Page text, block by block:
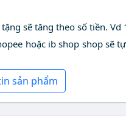
sẽ tăng theo số tiền.
hoặc ib shop shop sẽ
sản phẩm